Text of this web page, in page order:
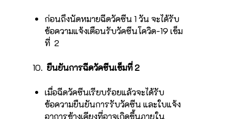
ก่อนถึงนัดหมายฉีดวัคซีน 1 วัน จะได้รับ
ข้อความแจ้งเตือนรับวัคซีนโควิด-19 เข็ม
ที่ 2
ยืนยันการฉีดวัคซีนเข็มที่ 2
เมื่อฉีดวัคซีนเรียบร้อยแล้วจะได้รับ
ข้อความยืนยันการรับวัคซีน และใบแจ้ง
อาการข้างเคียงที่อาจเกิดขึ้นภายใน